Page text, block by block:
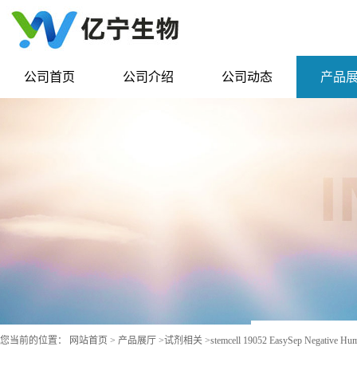
公司首页 公司介绍 公司动态 产品
您当前的位置： 网站首页 > 产品展厅 >试剂相关 >stemcell 19052 EasySep Negative